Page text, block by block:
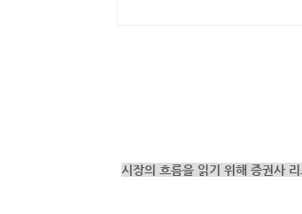
시장의 흐름을 읽기 위해 증권사